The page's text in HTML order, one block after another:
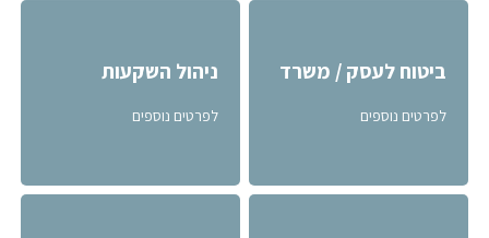
ביטוח לעסק / משרד
לפרטים נוספים
ניהול השקעות
לפרטים נוספים